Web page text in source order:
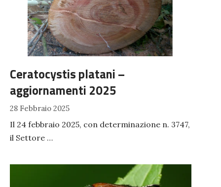
Ceratocystis platani –
aggiornamenti 2025
28 Febbraio 2025
Il 24 febbraio 2025, con determinazione n. 3747,
il Settore …